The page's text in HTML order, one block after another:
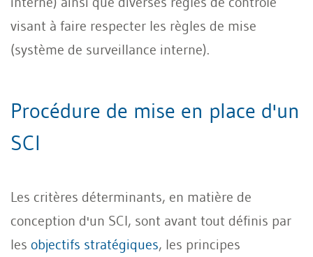
visant à faire respecter les règles de mise
(système de surveillance interne).
Procédure de mise en place d'un
SCI
Les critères déterminants, en matière de
conception d'un SCI, sont avant tout définis par
les objectifs stratégiques, les principes